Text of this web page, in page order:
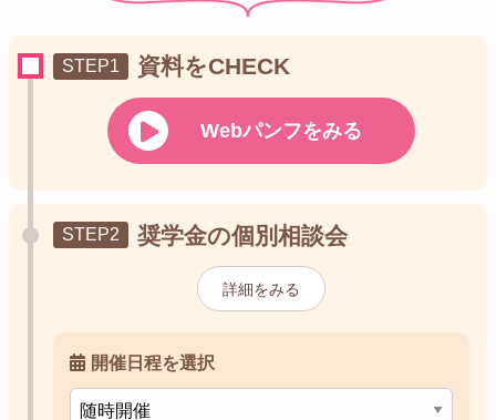
資料をCHECK
Webパンフをみる
奨学金の個別相談会
詳細をみる
開催日程を選択